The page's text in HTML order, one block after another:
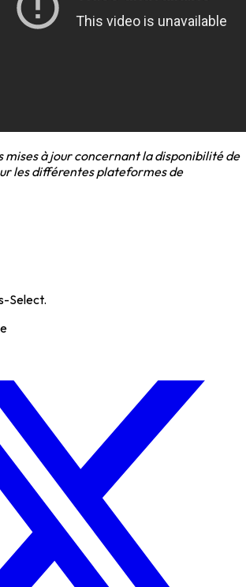
mises à jour concernant la disponibilité de
les différentes plateformes de
Select.